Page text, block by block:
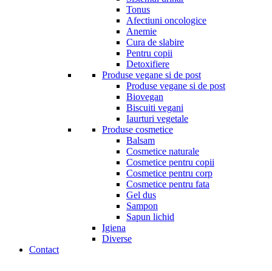
Tonus
Afectiuni oncologice
Anemie
Cura de slabire
Pentru copii
Detoxifiere
Produse vegane si de post
Produse vegane si de post
Biovegan
Biscuiti vegani
Iaurturi vegetale
Produse cosmetice
Balsam
Cosmetice naturale
Cosmetice pentru copii
Cosmetice pentru corp
Cosmetice pentru fata
Gel dus
Sampon
Sapun lichid
Igiena
Diverse
Contact